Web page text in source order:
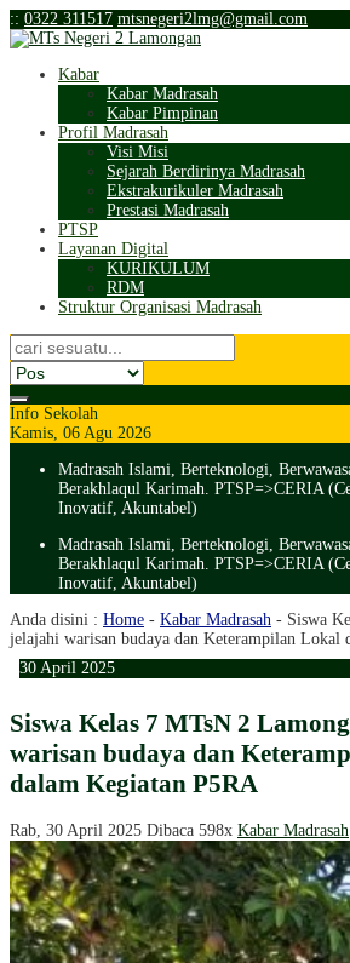
:: 0322 311517 mtsnegeri2lmg@gmail.com
Kabar
Kabar Madrasah
Kabar Pimpinan
Profil Madrasah
Visi Misi
Sejarah Berdirinya Madrasah
Ekstrakurikuler Madrasah
Prestasi Madrasah
PTSP
Layanan Digital
KURIKULUM
RDM
Struktur Organisasi Madrasah
Info Sekolah
Kamis, 06 Agu 2026
Madrasah Islami, Berteknologi,
Berakhlaqul Karimah. PTSP=>CERIA
Inovatif, Akuntabel)
Madrasah Islami, Berteknologi,
Berakhlaqul Karimah. PTSP=>CERIA
Inovatif, Akuntabel)
Anda disini : Home - Kabar Madrasah - Siswa
jelajahi warisan budaya dan Keterampilan Lokal
30 April 2025
Siswa Kelas 7 MTsN 2
warisan budaya dan
dalam Kegiatan P5RA
Rab, 30 April 2025 Dibaca 598x Kabar Madrasah